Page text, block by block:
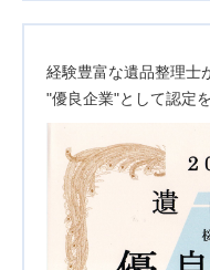
経験豊富な遺品整理士
"優良企業"として認定